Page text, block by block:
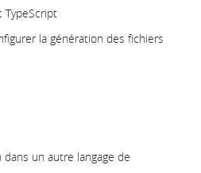
TypeScript
la génération des fichiers
un autre langage de